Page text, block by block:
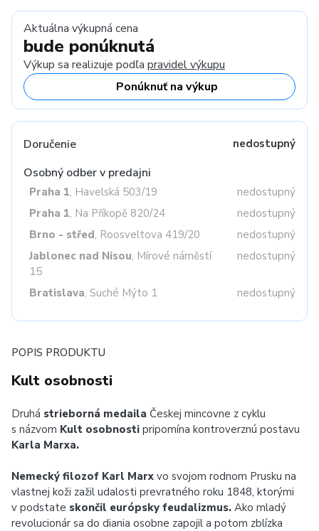
Aktuálna výkupná cena
bude ponúknutá
Výkup sa realizuje podľa pravidel výkupu
Ponúknuť na výkup
Doručenie nedostupný
Osobný odber v predajni
Praha 1, Havelská 503/19
nedostupný
Praha 1, Na Příkopě 820/24
nedostupný
Brno - střed, Roosveltova 419/20
nedostupný
Jablonec nad Nisou, Mírové náměstí
15
nedostupný
Bratislava, Suché Mýto 1 nedostupný
POPIS PRODUKTU
Kult osobnosti
Druhá strieborná medaila Českej mincovne z cyklu
s názvom Kult osobnosti pripomína kontroverznú postavu
Karla Marxa.
Nemecký filozof Karl Marx vo svojom rodnom Prusku na
vlastnej koži zažil udalosti prevratného roku 1848, ktorými
v podstate skončil európsky feudalizmus. Ako mladý
revolucionár sa do diania osobne zapojil a potom zblízka